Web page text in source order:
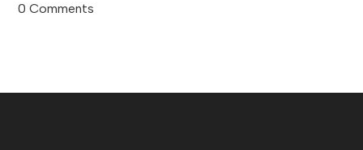
0 Comments